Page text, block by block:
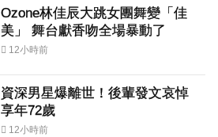
Ozone林佳辰大跳女團舞變「佳
美」 舞台獻香吻全場暴動了
12小時前
資深男星爆離世！後輩發文哀悼
享年72歲
12小時前